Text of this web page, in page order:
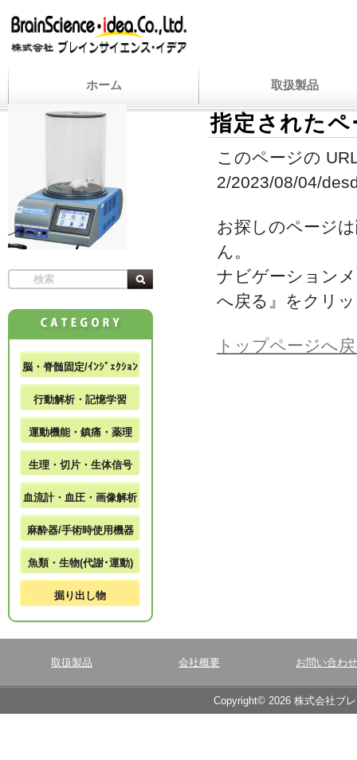
ホーム 取扱製品
指定された
このページの
2/2023/08/04/
お探しのページ
ん。
ナビゲーション
へ戻る』をクリ
トップページへ
脳・脊髄固定/ｲﾝｼﾞｪｸｼｮﾝ
行動解析・記憶学習
運動機能・鎮痛・薬理
生理・切片・生体信号
血流計・血圧・画像解析
麻酔器/手術時使用機器
魚類・生物(代謝･運動)
掘り出し物
取扱製品 会社概要 お問い合わせ
Copyright© 2026 株式会社ブ